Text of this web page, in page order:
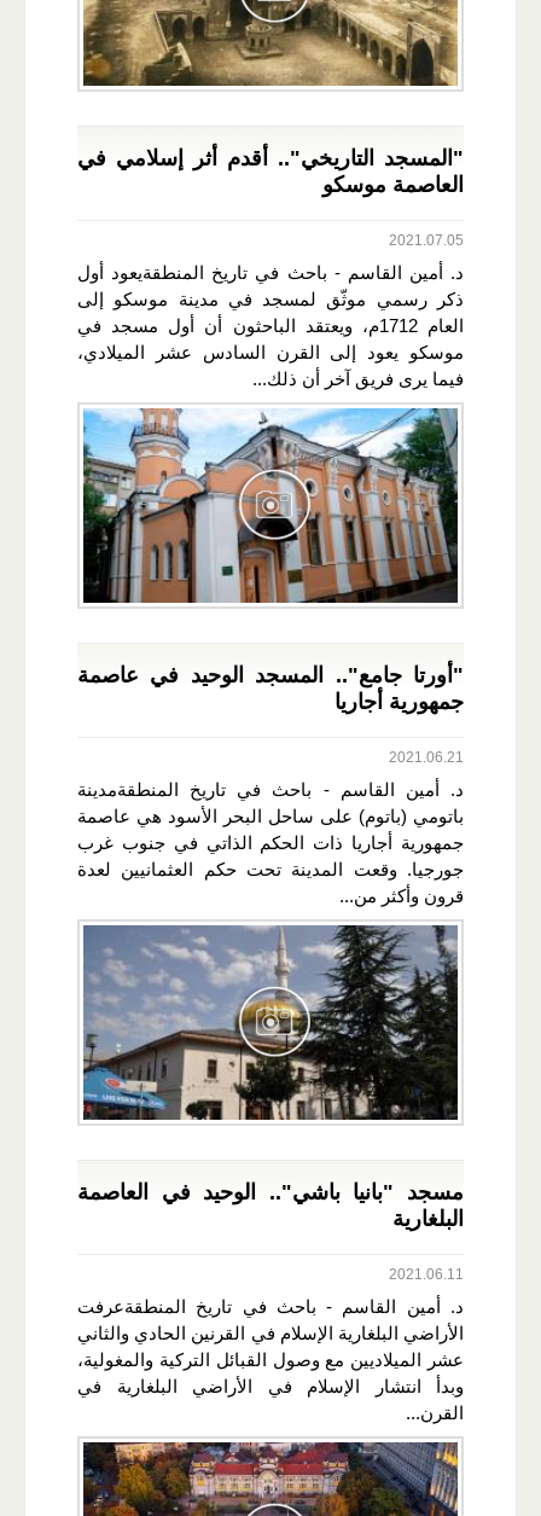
"المسجد التاريخي".. أقدم أثر إسلامي في
العاصمة موسكو
2021.07.05
د. أمين القاسم - باحث في تاريخ المنطقةيعود أول
ذكر رسمي موثّق لمسجد في مدينة موسكو إلى
العام 1712م، ويعتقد الباحثون أن أول مسجد في
موسكو يعود إلى القرن السادس عشر الميلادي،
فيما يرى فريق آخر أن ذلك...
"أورتا جامع".. المسجد الوحيد في عاصمة
جمهورية أجاريا
2021.06.21
د. أمين القاسم - باحث في تاريخ المنطقةمدينة
باتومي (باتوم) على ساحل البحر الأسود هي عاصمة
جمهورية أجاريا ذات الحكم الذاتي في جنوب غرب
جورجيا. وقعت المدينة تحت حكم العثمانيين لعدة
قرون وأكثر من...
مسجد "بانيا باشي".. الوحيد في العاصمة
البلغارية
2021.06.11
د. أمين القاسم - باحث في تاريخ المنطقةعرفت
الأراضي البلغارية الإسلام في القرنين الحادي والثاني
عشر الميلاديين مع وصول القبائل التركية والمغولية،
وبدأ انتشار الإسلام في الأراضي البلغارية في
القرن...